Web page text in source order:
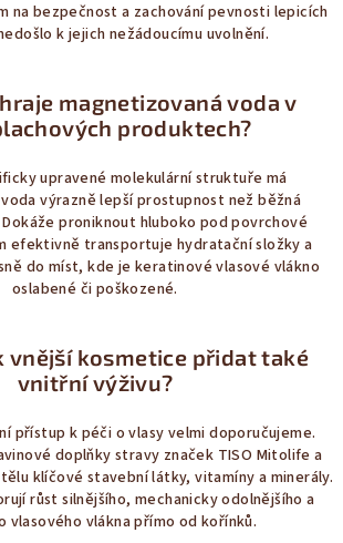
na bezpečnost a zachování pevnosti lepicích
k jejich nežádoucímu uvolnění.
magnetizovaná voda v
produktech?
upravené molekulární struktuře má
výrazně lepší prostupnost než běžná
proniknout hluboko pod povrchové
efektivně transportuje hydratační složky a
do míst, kde je keratinové vlasové vlákno
oslabené či poškozené.
vnější kosmetice přidat také
vnitřní výživu?
přístup k péči o vlasy velmi doporučujeme.
doplňkystravy značek TISO Mitolife a
klíčové stavební látky, vitamíny a minerály.
růst silnějšího, mechanicky odolnějšího a
vlasového vlákna přímo od kořínků.